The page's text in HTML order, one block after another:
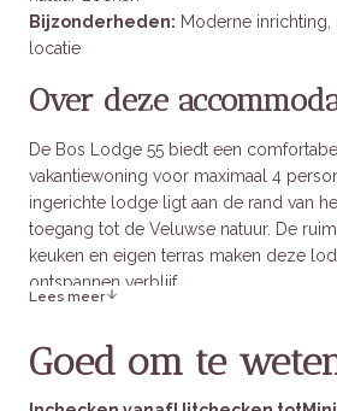
Bijzonderheden: Moderne
locatie
Over deze
De Bos Lodge 55 biedt een
vakantiewoning voor maximaal 4
ingerichte lodge ligt aan de rand van
toegang tot de Veluwse natuur. De
keuken en eigen terras maken deze
ontspannen verblijf.
Binnen in het verblijf
Lees meer
Goed om te